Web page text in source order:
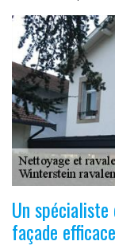
Un
façade